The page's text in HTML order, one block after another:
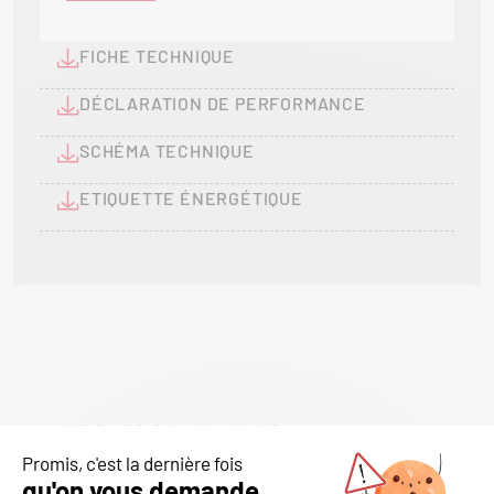
FICHE TECHNIQUE
DÉCLARATION DE PERFORMANCE
SCHÉMA TECHNIQUE
ETIQUETTE ÉNERGÉTIQUE
ARTICLES SIMILAIRES